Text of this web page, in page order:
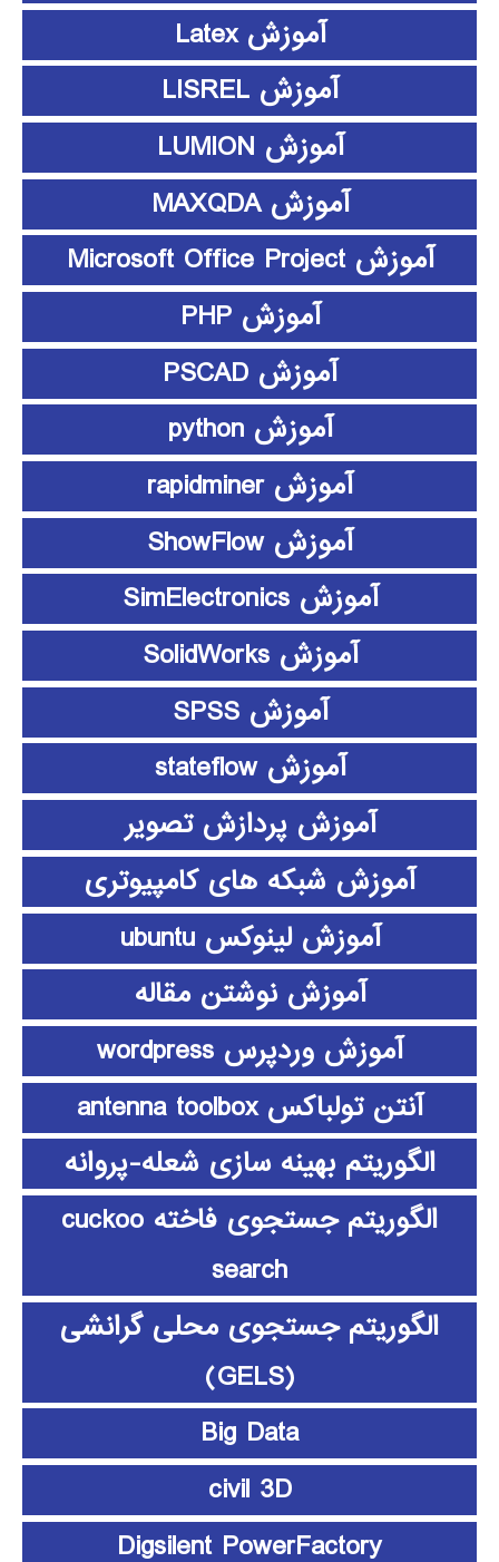
آموزش Latex
آموزش LISREL
آموزش LUMION
آموزش MAXQDA
آموزش Microsoft Office Project
آموزش PHP
آموزش PSCAD
آموزش python
آموزش rapidminer
آموزش ShowFlow
آموزش SimElectronics
آموزش SolidWorks
آموزش SPSS
آموزش stateflow
آموزش پردازش تصویر
آموزش شبکه های کامپیوتری
آموزش لینوکس ubuntu
آموزش نوشتن مقاله
آموزش وردپرس wordpress
آنتن تولباکس antenna toolbox
الگوریتم بهینه سازی شعله-پروانه
الگوریتم جستجوی فاخته cuckoo
search
الگوریتم جستجوی محلی گرانشی
(GELS)
Big Data
civil 3D
Digsilent PowerFactory